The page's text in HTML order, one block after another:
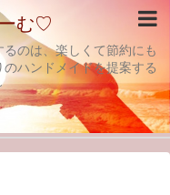
む♡
のは、楽しくて節約にも
ハンドメイドを提案する